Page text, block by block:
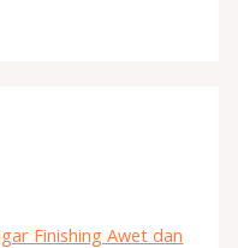
Finishing Awet dan